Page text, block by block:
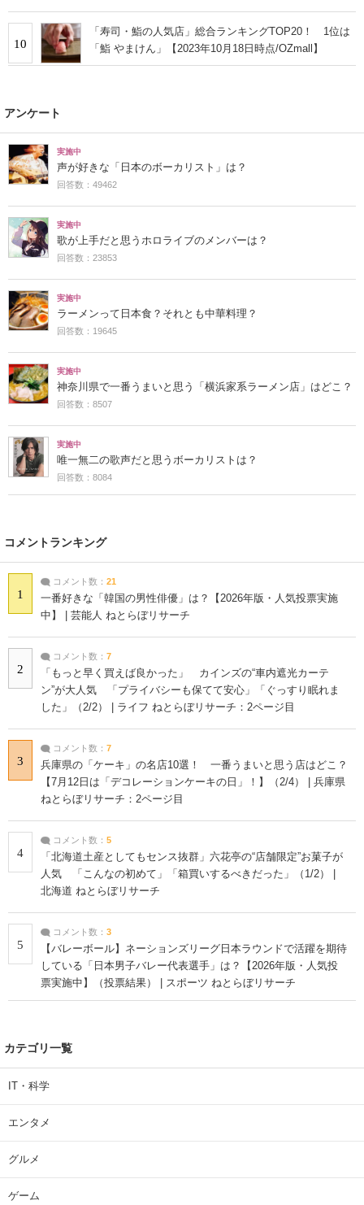
10
「寿司・鮨の人気店」総合ランキングTOP20！ 1位は
「鮨 やまけん」【2023年10月18日時点/OZmall】
アンケート
実施中
声が好きな「日本のボーカリスト」は？
回答数：49462
実施中
歌が上手だと思うホロライブのメンバーは？
回答数：23853
実施中
ラーメンって日本食？それとも中華料理？
回答数：19645
実施中
神奈川県で一番うまいと思う「横浜家系ラーメン店」はどこ？
回答数：8507
実施中
唯一無二の歌声だと思うボーカリストは？
回答数：8084
コメントランキング
1
コメント数： 21
一番好きな「韓国の男性俳優」は？【2026年版・人気投票実施
中】 | 芸能人 ねとらぼリサーチ
2
コメント数： 7
「もっと早く買えば良かった」 カインズの“車内遮光カーテ
ン”が大人気 「プライバシーも保てて安心」「ぐっすり眠れま
した」（2/2） | ライフ ねとらぼリサーチ：2ページ目
3
コメント数： 7
兵庫県の「ケーキ」の名店10選！ 一番うまいと思う店はどこ？
【7月12日は「デコレーションケーキの日」！】（2/4） | 兵庫県
ねとらぼリサーチ：2ページ目
4
コメント数： 5
「北海道土産としてもセンス抜群」六花亭の“店舗限定”お菓子が
人気 「こんなの初めて」「箱買いするべきだった」（1/2） |
北海道 ねとらぼリサーチ
5
コメント数： 3
【バレーボール】ネーションズリーグ日本ラウンドで活躍を期待
している「日本男子バレー代表選手」は？【2026年版・人気投
票実施中】（投票結果） | スポーツ ねとらぼリサーチ
カテゴリ一覧
IT・科学
エンタメ
グルメ
ゲーム